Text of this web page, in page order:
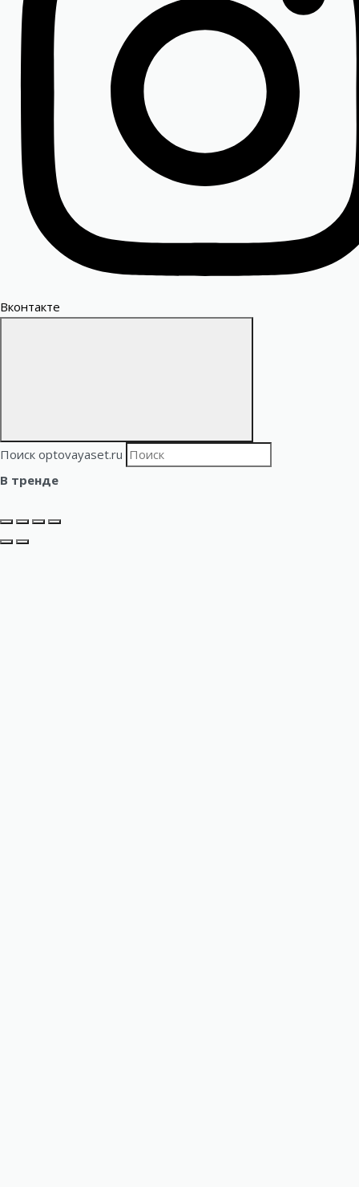
Вконтакте
Поиск optovayaset.ru
В тренде